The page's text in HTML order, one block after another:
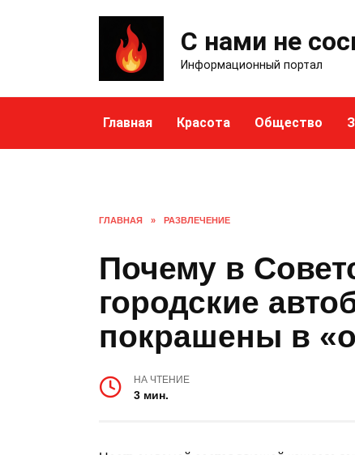
С нами не
Информационный портал
Главная Красота Общество
ГЛАВНАЯ » РАЗВЛЕЧЕНИЕ
Почему в
городские
покрашены в
НА ЧТЕНИЕ
3 мин.